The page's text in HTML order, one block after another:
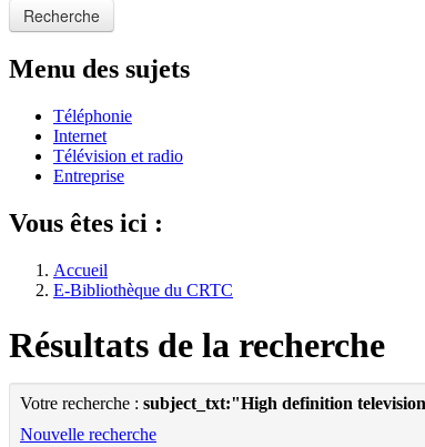
Recherche
Menu des sujets
Téléphonie
Internet
Télévision et radio
Entreprise
Vous êtes ici :
Accueil
E-Bibliothèque du CRTC
Résultats de la recherche
Votre recherche : subject_txt:"High definition
Nouvelle recherche